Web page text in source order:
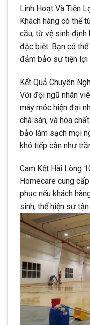
Linh Hoạt Và Tiện
Khách hàng có thể
cầu, từ vệ sinh
đặc biệt. Bạn có
đảm bảo sự tiện lợi
Kết Quả Chuyên
Với đội ngũ nhân
máy móc hiện đại
chà sàn, và hóa
bảo làm sạch mọi
khó tiếp cận như
Cam Kết Hài Lòng
Homecare cung
phục nếu khách
sinh, thể hiện sự